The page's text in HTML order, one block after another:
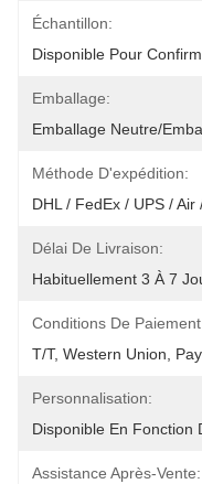
Échantillon:
Disponible Pour
Emballage:
Emballage Neutre/
Méthode D'expédition:
DHL / FedEx / UPS / Air
Délai De Livraison:
Habituellement 3 À 7
Conditions De
T/T, Western Union,
Personnalisation:
Disponible En Fonction
Assistance Après-Vente: